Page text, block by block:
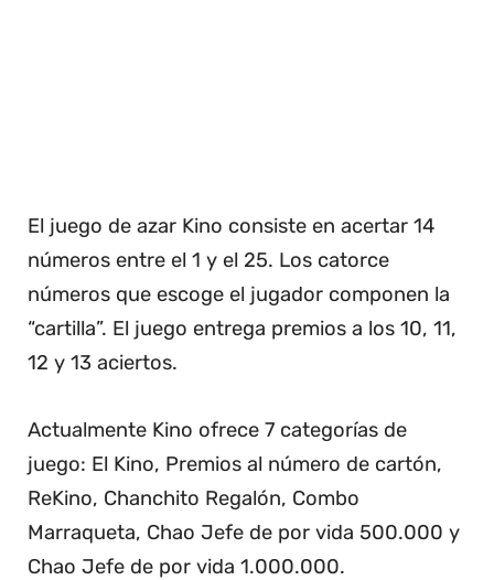
El juego de azar Kino consiste en acertar 14
números entre el 1 y el 25. Los catorce
números que escoge el jugador componen la
“cartilla”. El juego entrega premios a los 10, 11,
12 y 13 aciertos.
Actualmente Kino ofrece 7 categorías de
juego: El Kino, Premios al número de cartón,
ReKino, Chanchito Regalón, Combo
Marraqueta, Chao Jefe de por vida 500.000 y
Chao Jefe de por vida 1.000.000.